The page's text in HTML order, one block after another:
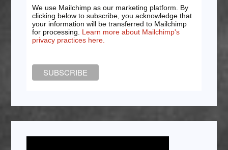
We use Mailchimp as our marketing platform. By
clicking below to subscribe, you acknowledge that
your information will be transferred to Mailchimp
for processing. Learn more about Mailchimp's
privacy practices here.